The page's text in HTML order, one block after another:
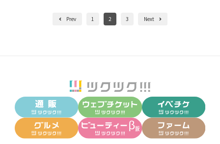
Prev 1 2 3 Next